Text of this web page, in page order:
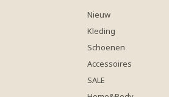
Nieuw
Kleding
Schoenen
Accessoires
SALE